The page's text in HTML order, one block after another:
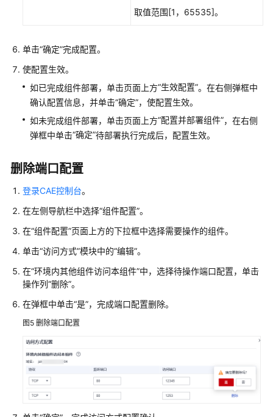
访
问
方
式
版）
CAE
置
环
内
访
端
口
置
载
取值范围[1，65535]。
单击“确定”完成配置。
使配置生效。
如已完成组件部署，单击页面上方“生效配置”。在右侧弹框中
确认配置信息，并单击“确定”，使配置生效。
如未完成组件部署，单击页面上方“配置并部署组件”，在右侧
弹框中单击“确定”待部署执行完成后，配置生效。
删除端口配置
登录CAE控制台。
在左侧导航栏中选择“组件配置”。
在“组件配置”页面上方的下拉框中选择需要操作的组件。
单击“访问方式”模块中的“编辑”。
在“环境内其他组件访问本组件”中，选择待操作端口配置，单击
操作列“删除”。
在弹框中单击“是”，完成端口配置删除。
图5 删除端口配置